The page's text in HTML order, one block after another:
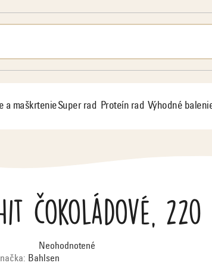
a maškrtenieSuper rad Proteín rad Výhodné
čokoládové,
Priemerné
hodnotenie
produktu
je
Neohodnotené
Bahlsen